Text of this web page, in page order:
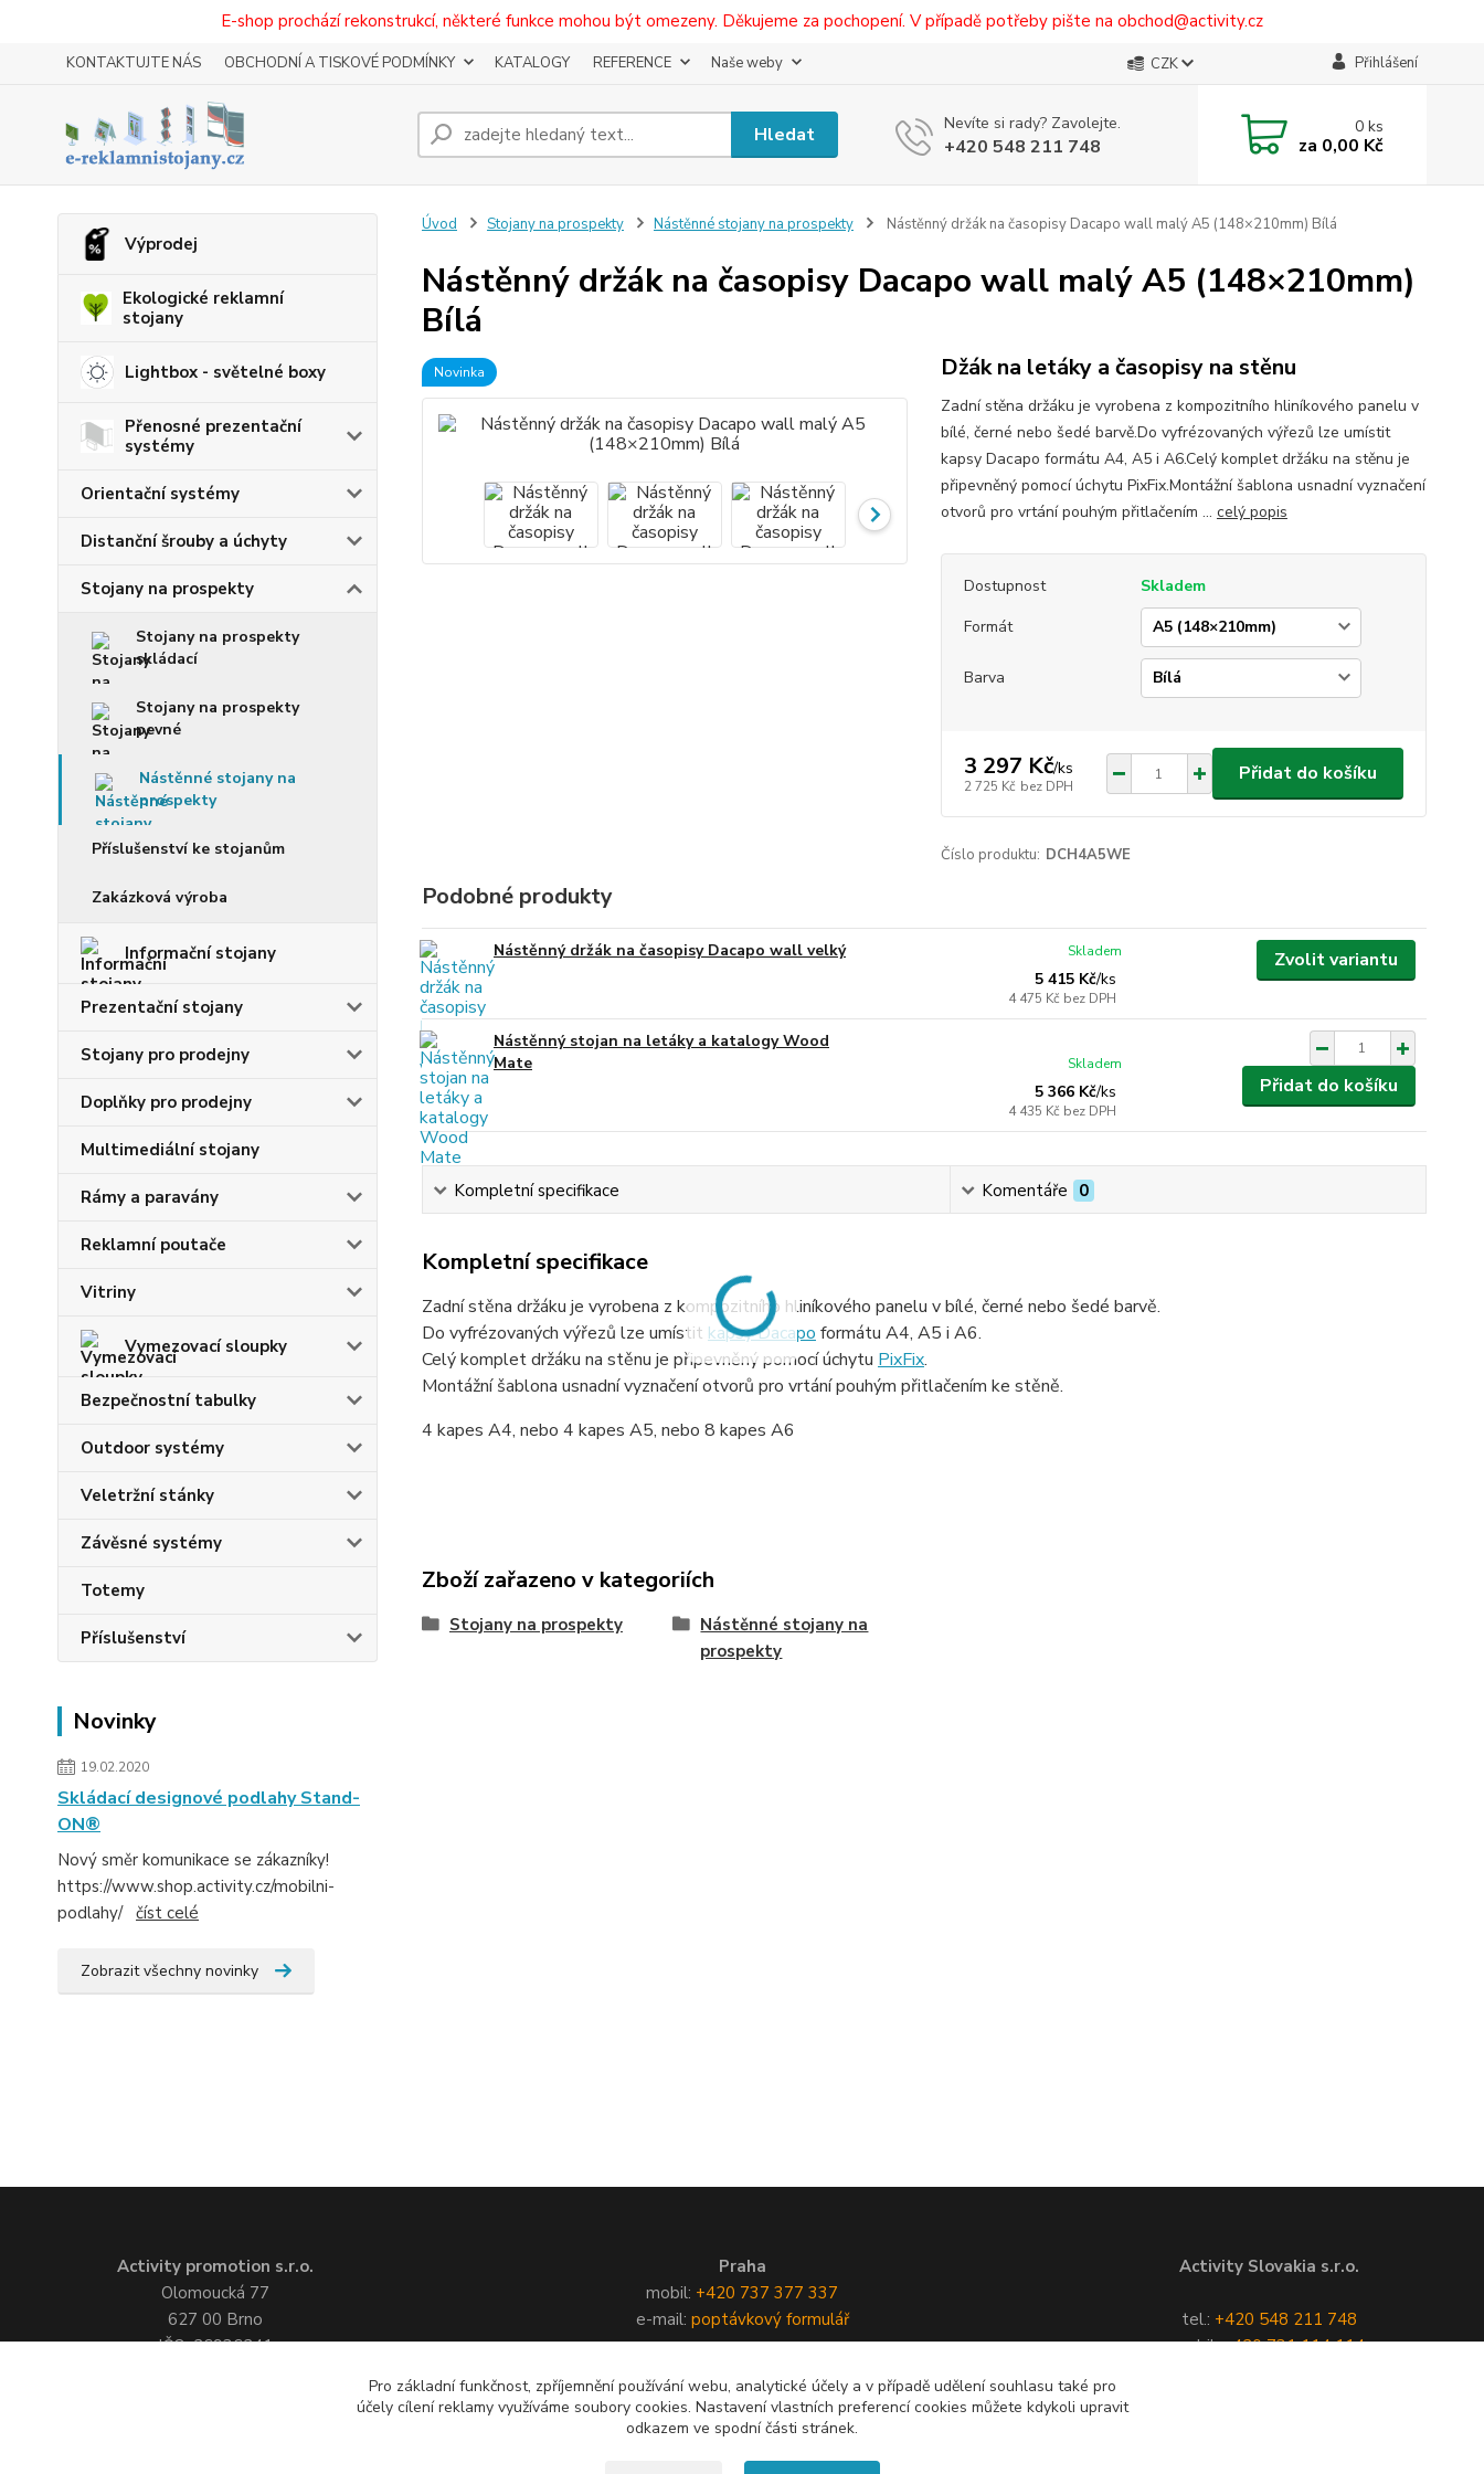
E-shop prochází rekonstrukcí, některé funkce mohou být omezeny. Děkujeme za pochopení. V případě potřeby pište na obchod@activity.cz
KONTAKTUJTE NÁS OBCHODNÍ A TISKOVÉ PODMÍNKY KATALOGY REFERENCE Naše weby CZK Přihlášení
Hledat Nevíte si rady? Zavolejte.
+420 548 211 748
0ks
za 0,00 Kč
Výprodej
Ekologické reklamní
stojany
Lightbox - světelné boxy
Přenosné prezentační
systémy
Orientační systémy
Distanční šrouby a úchyty
Stojany na prospekty
Stojany na prospekty
skládací
Stojany na prospekty
pevné
Nástěnné stojany na
prospekty
Příslušenství ke stojanům
Zakázková výroba
Informační stojany
Prezentační stojany
Stojany pro prodejny
Doplňky pro prodejny
Multimediální stojany
Rámy a paravány
Reklamní poutače
Vitriny
Vymezovací sloupky
Bezpečnostní tabulky
Outdoor systémy
Veletržní stánky
Závěsné systémy
Totemy
Příslušenství
Novinky
19.02.2020
Skládací designové podlahy Stand-
ON®
Nový směr komunikace se zákazníky!
https://www.shop.activity.cz/mobilni-
podlahy/ číst celé
Zobrazit všechny novinky
Úvod Stojany na prospekty Nástěnné stojany na prospekty Nástěnný držák na časopisy Dacapo wall malý A5 (148×210mm) Bílá
Nástěnný držák na časopisy Dacapo wall malý A5 (148×210mm)
Bílá
Novinka Džák na letáky a časopisy na stěnu
Zadní stěna držáku je vyrobena z kompozitního hliníkového panelu v
bílé, černé nebo šedé barvě.Do vyfrézovaných výřezů lze umístit
kapsy Dacapo formátu A4, A5 i A6.Celý komplet držáku na stěnu je
připevněný pomocí úchytu PixFix.Montážní šablona usnadní vyznačení
otvorů pro vrtání pouhým přitlačením ... celý popis
Dostupnost
Skladem
Formát
Barva
3 297 Kč/ks
2 725 Kč bez DPH
Přidat do košíku
Číslo produktu: DCH4A5WE
Podobné produkty
Nástěnný držák na časopisy Dacapo wall velký
5 415 Kč/ks
4 475 Kč bez DPH
Skladem Zvolit variantu
Nástěnný stojan na letáky a katalogy Wood
Mate
5 366 Kč/ks
4 435 Kč bez DPH
Skladem
Přidat do košíku
Kompletní specifikace Komentáře 0
Kompletní specifikace
Zadní stěna držáku je vyrobena z kompozitního hliníkového panelu v bílé, černé nebo šedé barvě.
Do vyfrézovaných výřezů lze umístit kapsy Dacapo formátu A4, A5 i A6.
Celý komplet držáku na stěnu je připevněný pomocí úchytu PixFix.
Montážní šablona usnadní vyznačení otvorů pro vrtání pouhým přitlačením ke stěně.
4 kapes A4, nebo 4 kapes A5, nebo 8 kapes A6
Zboží zařazeno v kategoriích
Stojany na prospekty
Nástěnné stojany na
prospekty
Activity promotion s.r.o.
Olomoucká 77
627 00 Brno
IČO: 26936241
Praha
mobil: +420 737 377 337
e-mail: poptávkový formulář
Activity Slovakia s.r.o.
tel.: +420 548 211 748
mobil:+420 731 114 114
Pro základní funkčnost, zpříjemnění používání webu, analytické účely a v případě udělení souhlasu také pro
účely cílení reklamy využíváme soubory cookies. Nastavení vlastních preferencí cookies můžete kdykoli upravit
odkazem ve spodní části stránek.